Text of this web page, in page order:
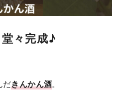
々完成♪
だきんかん酒。